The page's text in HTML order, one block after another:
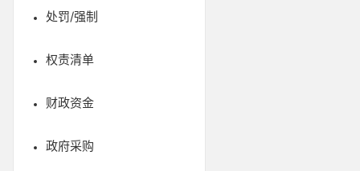
处罚/强制
权责清单
财政资金
政府采购